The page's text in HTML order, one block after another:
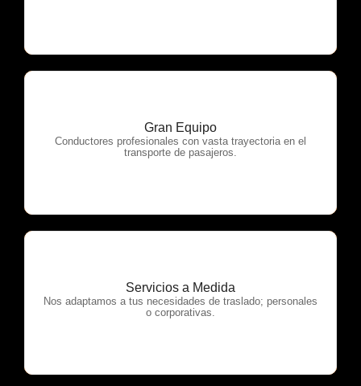
Gran Equipo
Conductores profesionales con vasta trayectoria en el
transporte de pasajeros.
OTP Servicios
Servicios a Medida
Nos adaptamos a tus necesidades de traslado; personales
o corporativas.
OTP Servicios